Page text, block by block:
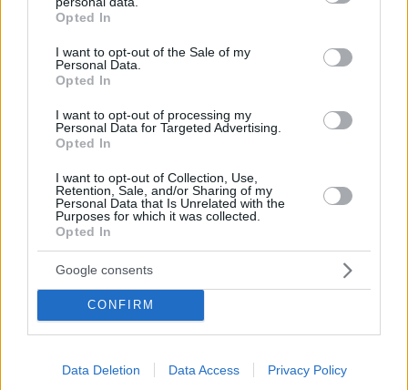
grant or deny consent to Google and its third-party tags to
use your data for below specified purposes in below Google
consent section.
Opted In
I want to opt-out of the Sale of my
Personal Data.
Opted In
I want to opt-out of processing my
Personal Data for Targeted Advertising.
Opted In
I want to opt-out of Collection, Use,
Retention, Sale, and/or Sharing of my
Personal Data that Is Unrelated with the
Purposes for which it was collected.
Opted In
Google consents
CONFIRM
Data Deletion Data Access Privacy Policy
Ριφιφί για 500 ευρώ σε κατάστημα παιχνιδιών στον
Οι δράστες ανέβηκαν στον 1ο όροφο του κτιρίου που
βρίσκεται το κατάστημα παιχνιδιών, άνοιξαν τρύπα
στον τοίχο και άρπαξαν 500 ευρώ που βρήκαν στο
01.01.2026, 11:41 1